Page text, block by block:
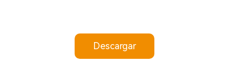
Descargar